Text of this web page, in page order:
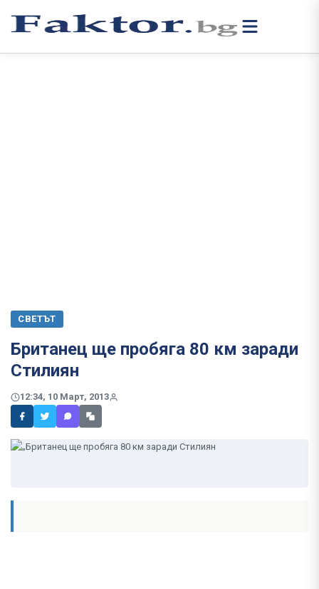
СВЕТЪТ
Британец ще пробяга 80 км заради
Стилиян
12:34, 10 Март, 2013